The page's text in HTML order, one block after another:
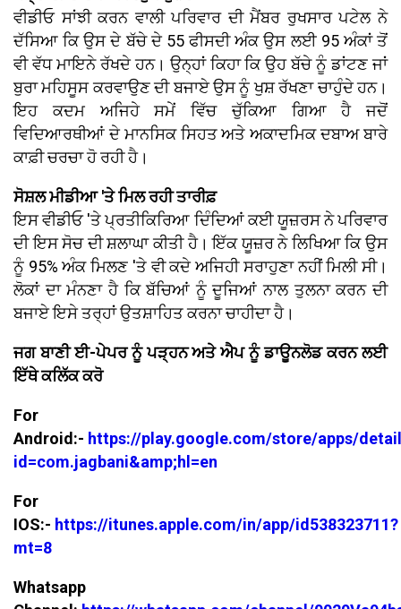
ਵੀਡੀਓ ਸਾਂਝੀ ਕਰਨ ਵਾਲੀ ਪਰਿਵਾਰ ਦੀ ਮੈਂਬਰ ਰੁਖਸਾਰ ਪਟੇਲ ਨੇ
ਦੱਸਿਆ ਕਿ ਉਸ ਦੇ ਬੱਚੇ ਦੇ 55 ਫੀਸਦੀ ਅੰਕ ਉਸ ਲਈ 95 ਅੰਕਾਂ ਤੋਂ
ਵੀ ਵੱਧ ਮਾਇਨੇ ਰੱਖਦੇ ਹਨ। ਉਨ੍ਹਾਂ ਕਿਹਾ ਕਿ ਉਹ ਬੱਚੇ ਨੂੰ ਡਾਂਟਣ ਜਾਂ
ਬੁਰਾ ਮਹਿਸੂਸ ਕਰਵਾਉਣ ਦੀ ਬਜਾਏ ਉਸ ਨੂੰ ਖੁਸ਼ ਰੱਖਣਾ ਚਾਹੁੰਦੇ ਹਨ।
ਇਹ ਕਦਮ ਅਜਿਹੇ ਸਮੇਂ ਵਿੱਚ ਚੁੱਕਿਆ ਗਿਆ ਹੈ ਜਦੋਂ
ਵਿਦਿਆਰਥੀਆਂ ਦੇ ਮਾਨਸਿਕ ਸਿਹਤ ਅਤੇ ਅਕਾਦਮਿਕ ਦਬਾਅ ਬਾਰੇ
ਕਾਫ਼ੀ ਚਰਚਾ ਹੋ ਰਹੀ ਹੈ।
ਸੋਸ਼ਲ ਮੀਡੀਆ 'ਤੇ ਮਿਲ ਰਹੀ ਤਾਰੀਫ਼
ਇਸ ਵੀਡੀਓ 'ਤੇ ਪ੍ਰਤੀਕਿਰਿਆ ਦਿੰਦਿਆਂ ਕਈ ਯੂਜ਼ਰਸ ਨੇ ਪਰਿਵਾਰ
ਦੀ ਇਸ ਸੋਚ ਦੀ ਸ਼ਲਾਘਾ ਕੀਤੀ ਹੈ। ਇੱਕ ਯੂਜ਼ਰ ਨੇ ਲਿਖਿਆ ਕਿ ਉਸ
ਨੂੰ 95% ਅੰਕ ਮਿਲਣ 'ਤੇ ਵੀ ਕਦੇ ਅਜਿਹੀ ਸਰਾਹੁਣਾ ਨਹੀਂ ਮਿਲੀ ਸੀ।
ਲੋਕਾਂ ਦਾ ਮੰਨਣਾ ਹੈ ਕਿ ਬੱਚਿਆਂ ਨੂੰ ਦੂਜਿਆਂ ਨਾਲ ਤੁਲਨਾ ਕਰਨ ਦੀ
ਬਜਾਏ ਇਸੇ ਤਰ੍ਹਾਂ ਉਤਸ਼ਾਹਿਤ ਕਰਨਾ ਚਾਹੀਦਾ ਹੈ।
ਜਗ ਬਾਣੀ ਈ-ਪੇਪਰ ਨੂੰ ਪੜ੍ਹਨ ਅਤੇ ਐਪ ਨੂੰ ਡਾਊਨਲੋਡ ਕਰਨ ਲਈ
ਇੱਥੇ ਕਲਿੱਕ ਕਰੋ
For
Android:- https://play.google.com/store/apps/
id=com.jagbani&amp;hl=en
For
IOS:- https://itunes.apple.com/in/app/id538323711?
mt=8
Whatsapp